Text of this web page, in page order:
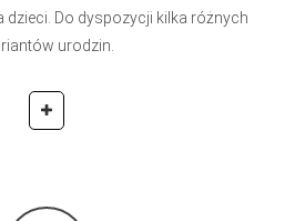
dzieci. Do dyspozycji kilka różnych
urodzin.